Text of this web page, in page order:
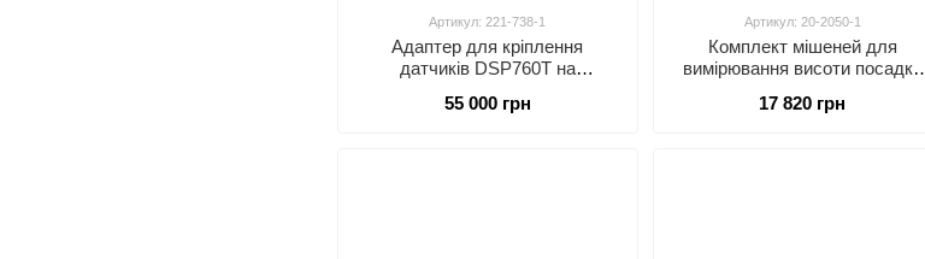
Артикул: 221-738-1
Адаптер для кріплення
датчиків DSP760T на
HUNTER 221-738-1
55 000 грн
Артикул: 20-2050-1
Комплект мішеней для
вимірювання висоти посадки
4-х камерних стендів) HUNTER
17 820 грн